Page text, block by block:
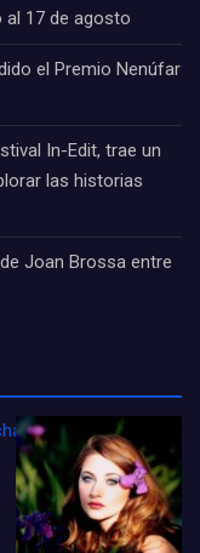
al 17 de agosto
el Premio Nenúfar
In-Edit, trae un
las historias
Joan Brossa entre